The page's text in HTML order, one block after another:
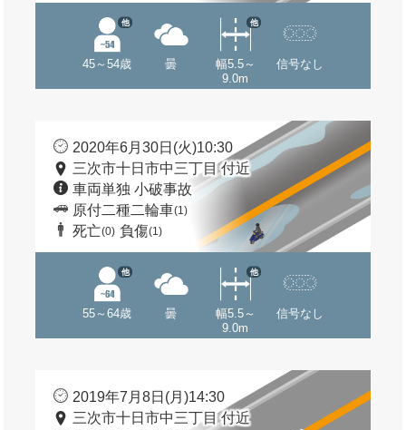
45～54歳
他
曇
幅5.5～
9.0m
他
信号なし
2020年6月30日(火)10:30
三次市十日市中三丁目 付近
車両単独 小破事故
原付二種二輪車(1)
死亡(0) 負傷(1)
55～64歳
他
曇
幅5.5～
9.0m
他
信号なし
2019年7月8日(月)14:30
三次市十日市中三丁目 付近